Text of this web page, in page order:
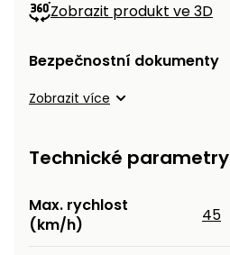
Zobrazit produkt ve 3D
Bezpečnostní dokumenty
Zobrazit více
Technické parametry
Max. rychlost
(km/h)
45